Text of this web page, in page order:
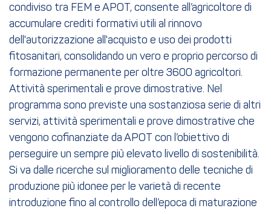
condiviso tra FEM e APOT, consente all’agricoltore di
accumulare crediti formativi utili al rinnovo
dell'autorizzazione all'acquisto e uso dei prodotti
fitosanitari, consolidando un vero e proprio percorso di
formazione permanente per oltre 3600 agricoltori.
Attività sperimentali e prove dimostrative. Nel
programma sono previste una sostanziosa serie di altri
servizi, attività sperimentali e prove dimostrative che
vengono cofinanziate da APOT con l’obiettivo di
perseguire un sempre più elevato livello di sostenibilità.
Si va dalle ricerche sul miglioramento delle tecniche di
produzione più idonee per le varietà di recente
introduzione fino al controllo dell’epoca di maturazione